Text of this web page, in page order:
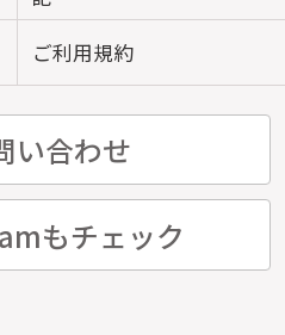
ご利用規約
い合わせ
もチェック